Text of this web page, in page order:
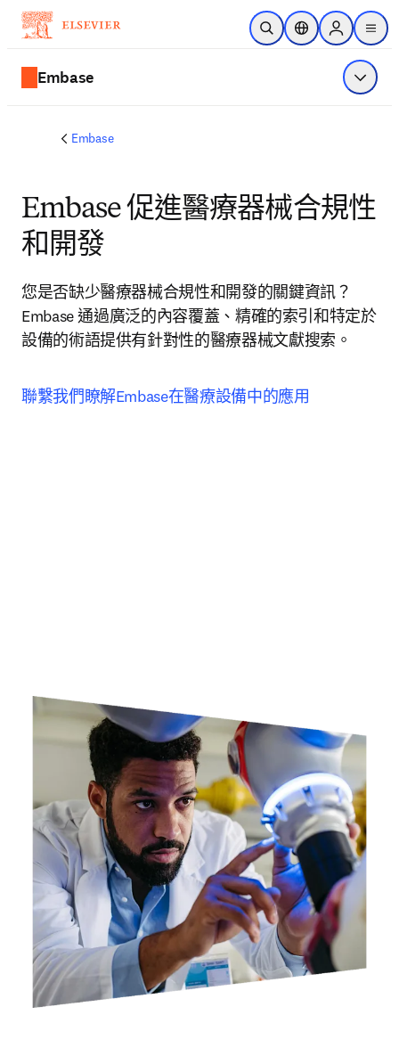
跳到主要內容
公開搜尋位置選擇器Sign in to
menu
Embase 顯示選
Embase
Embase 促進醫療器械合規性
和開發
您是否缺少醫療器械合規性和開發的關鍵資訊？
Embase 通過廣泛的內容覆蓋、精確的索引和特定於
設備的術語提供有針對性的醫療器械文獻搜索。
聯繫我們瞭解Embase在醫療設備中的應用